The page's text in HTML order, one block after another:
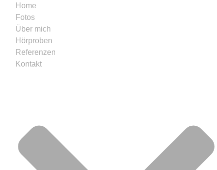
Home
Fotos
Über mich
Hörproben
Referenzen
Kontakt